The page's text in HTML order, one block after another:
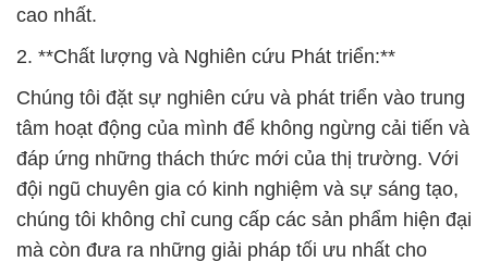
cao nhất.
2. **Chất lượng và Nghiên cứu Phát triển:**
Chúng tôi đặt sự nghiên cứu và phát triển vào trung
tâm hoạt động của mình để không ngừng cải tiến và
đáp ứng những thách thức mới của thị trường. Với
đội ngũ chuyên gia có kinh nghiệm và sự sáng tạo,
chúng tôi không chỉ cung cấp các sản phẩm hiện đại
mà còn đưa ra những giải pháp tối ưu nhất cho